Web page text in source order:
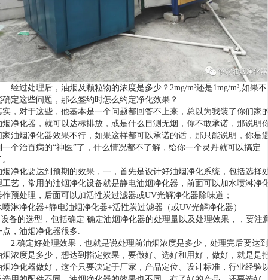
经过处理后，油烟及颗粒物的浓度是多少？2mg/m³还是1mg/m³,如果不
确定这些问题，那么签约时怎么约定净化效果？
实，对于这些，他基本是一个问题都回答不上来，总以为我装了你们家
烟净化器，就可以达标排放，或是什么目测无烟，你不敢承诺，那说明
家油烟净化器效果不行，如果这样都可以承诺的话，那只能说明，你是
一个治百病的“神医”了，什么情况都不了解，给你一个灵丹就可以搞定
烟净化要达到预期的效果，一，首先是设计好油烟净化系统，包括选择
工艺，常用的油烟净化设备就是静电油烟净化器，前面可以加水喷淋净
作预处理，后面可以加活性炭过滤器或UV光解净化器除味道；
喷淋净化器+静电油烟净化器+活性炭过滤器（或UV光解净化器）
备的选型，包括确定 确定油烟净化器的处理量以及处理效果，，要注
点，油烟净化器很多.
2.确定好处理效果，也就是说处理前油烟浓度是多少，处理完后要达到
烟浓度是多少，想达到指定效果，要做好、选好和用好，做好，就是是
烟净化器做好，这个只要决定于厂家，产品定位、设计标准，行业经验